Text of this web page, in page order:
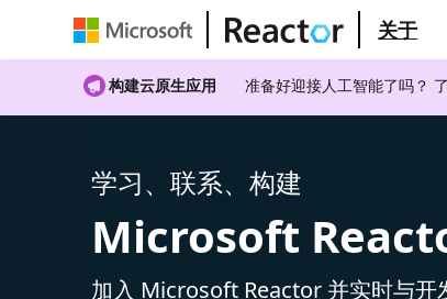
关于
构建云原生应用 准备好迎接人工智能了吗？
学习、联系、构建
Microsoft
加入 Microsoft Reactor 并实时与开